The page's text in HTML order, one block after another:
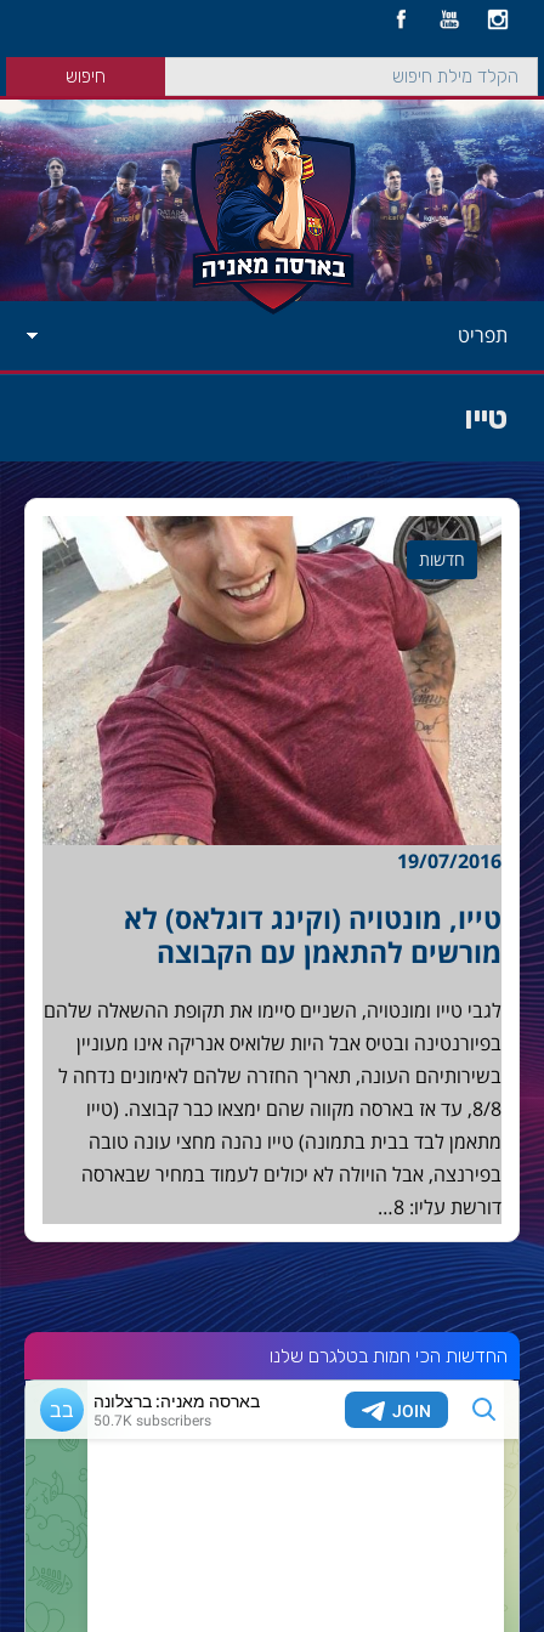
תפריט
טייו
חדשות
19/07/2016
טייו, מונטויה (וקינג דוגלאס) לא
מורשים להתאמן עם הקבוצה
לגבי טייו ומונטויה, השניים סיימו את תקופת ההשאלה שלהם
בפיורנטינה ובטיס אבל היות שלואיס אנריקה אינו מעוניין
בשירותיהם העונה, תאריך החזרה שלהם לאימונים נדחה ל
8/8, עד אז בארסה מקווה שהם ימצאו כבר קבוצה. (טייו
מתאמן לבד בבית בתמונה) טייו נהנה מחצי עונה טובה
בפירנצה, אבל הויולה לא יכולים לעמוד במחיר שבארסה
דורשת עליו: 8…
החדשות הכי חמות בטלגרם שלנו